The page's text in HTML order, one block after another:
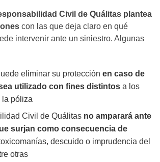
Civil de Quálitas plantea
con las que deja claro en qué
intervenir ante un siniestro. Algunas
eliminar su protección en caso de
utilizado con fines distintos a los
la póliza
Civil de Quálitas no amparará ante
surjan como consecuencia de
descuido o imprudencia del
otras